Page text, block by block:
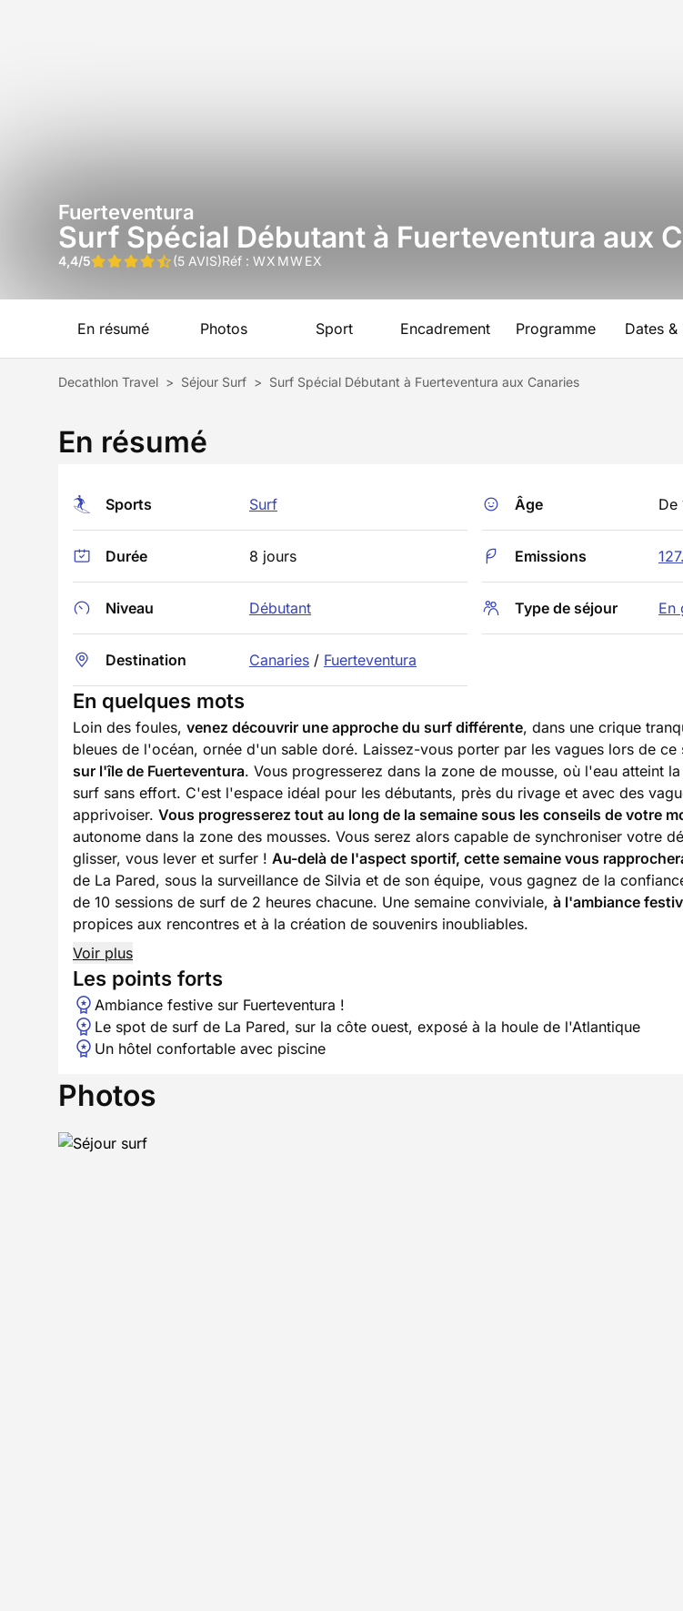
Fuerteventura
Surf Spécial Débutant à Fuerteventura aux
4,4/5 (5 AVIS)Réf : WXMWEX
En résumé Photos Sport Encadrement Programme Dates &
Decathlon Travel > Séjour Surf > Surf Spécial Débutant à Fuerteventura aux Canaries
En résumé
Sports Surf
Durée 8 jours
Niveau Débutant
Destination Canaries / Fuerteventura
Âge De
Emissions
Type de séjour En
En quelques mots
Loin des foules, venez découvrir une approche du surf différente, dans une crique
bleues de l'océan, ornée d'un sable doré. Laissez-vous porter par les vagues lors de ce
sur l'île de Fuerteventura. Vous progresserez dans la zone de mousse, où l'eau atteint
surf sans effort. C'est l'espace idéal pour les débutants, près du rivage et avec des
apprivoiser. Vous progresserez tout au long de la semaine sous les conseils de votre
autonome dans la zone des mousses. Vous serez alors capable de synchroniser votre
glisser, vous lever et surfer ! Au-delà de l'aspect sportif, cette semaine vous
de La Pared, sous la surveillance de Silvia et de son équipe, vous gagnez de la
de 10 sessions de surf de 2 heures chacune. Une semaine conviviale, à l'ambiance
propices aux rencontres et à la création de souvenirs inoubliables.
Voir plus
Les points forts
Ambiance festive sur Fuerteventura !
Le spot de surf de La Pared, sur la côte ouest, exposé à la houle de l'Atlantique
Un hôtel confortable avec piscine
Photos